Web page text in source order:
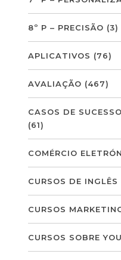
8º P – PRECISÃO (3)
APLICATIVOS (76)
AVALIAÇÃO (467)
CASOS DE
(61)
COMÉRCIO
CURSOS DE INGLÊS
CURSOS
CURSOS SOBRE